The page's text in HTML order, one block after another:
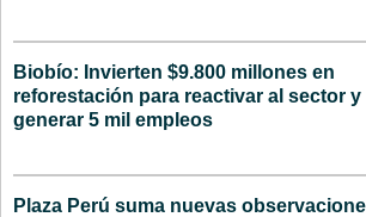
Biobío: Invierten $9.800 millones en
reforestación para reactivar al sector y
generar 5 mil empleos
Plaza Perú suma nuevas